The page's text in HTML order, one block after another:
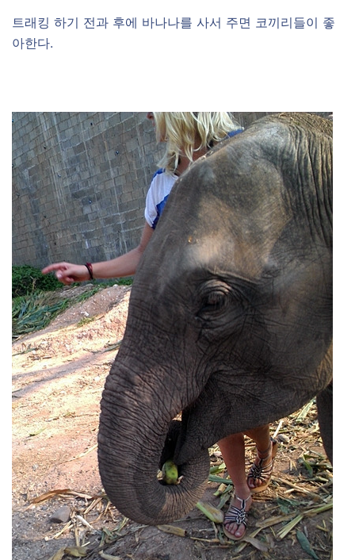
트래킹 하기 전과 후에 바나나를 사서 주면 코끼리들이 좋
아한다.